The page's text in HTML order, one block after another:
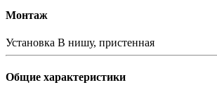
Монтаж
Установка В нишу, пристенная
Общие характеристики